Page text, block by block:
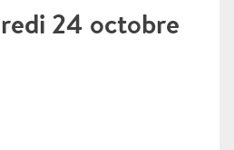
24 octobre